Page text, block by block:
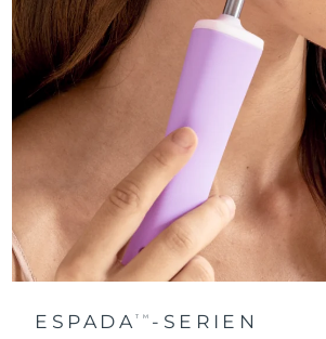
ESPADATM -SERIEN